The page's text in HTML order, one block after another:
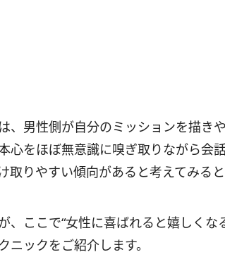
、男性側が自分のミッションを描き
心をほぼ無意識に嗅ぎ取りながら会
取りやすい傾向があると考えてみる
、ここで“女性に喜ばれると嬉しくな
ニックをご紹介します。